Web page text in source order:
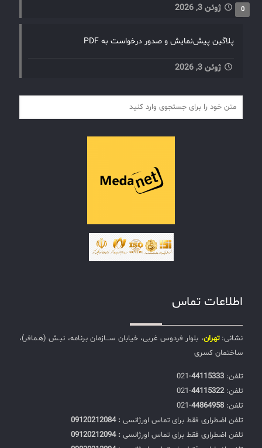
ژوئن 3, 2026 0
پلاگین پیش‌نمایش و صدور درخواست به PDF
ژوئن 3, 2026
اطلاعات تماس
نشانی:تهران، بلوار فردوس غربی، خیابان ســـازمان برنامه، نبـش (هـمافر)،
ساختمان کسری
تلفن:‌ 44115333
-021
تلفن:‌44115322
-021
تلفن:‌ 44864958
-021
تلفن اضطراری فقط برای تماس اورژانسی : 09120212084
تلفن اضطراری فقط برای تماس اورژانسی : 09120212094